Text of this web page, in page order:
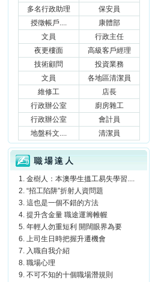
多名行政助理
保安員
授徵帳戶....
康體部
文員
行政主任
夜更樓面
高級客戶經理
技術顧問
投資業務
文員
各地區清潔員
維修工
店長
行政辦公室
廚房雜工
行政辦公室
會計員
地盤科文....
清潔員
職場達人
金樹人：本澳學生搵工易失學習....
“招工陷阱”折射人資問題
這也是一個不錯的方法
提升含金量 職途運籌帷幄
年輕人勿重短利 開闊眼界為要
上司生日時把握升遷機會
入職自我介紹
職場心理
不可不知的十個職場潛規則